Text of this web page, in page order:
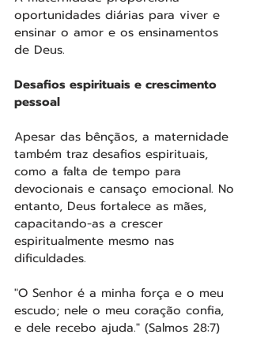
oportunidades diárias para viver e
ensinar o amor e os ensinamentos
de Deus.
Desafios espirituais e crescimento
pessoal
Apesar das bênçãos, a maternidade
também traz desafios espirituais,
como a falta de tempo para
devocionais e cansaço emocional. No
entanto, Deus fortalece as mães,
capacitando-as a crescer
espiritualmente mesmo nas
dificuldades.
"O Senhor é a minha força e o meu
escudo; nele o meu coração confia,
e dele recebo ajuda." (Salmos 28:7)